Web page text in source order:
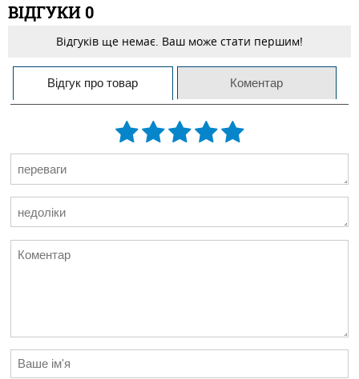
ВІДГУКИ 0
Відгуків ще немає. Ваш може стати першим!
Відгук про товар Коментар